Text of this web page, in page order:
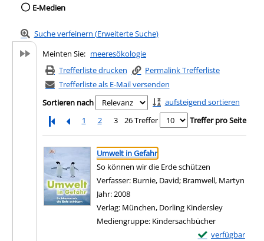
E-Medien
Suche verfeinern (Erweiterte Suche)
Meinten Sie: meeresökologie
Trefferliste drucken
Permalink Trefferliste
Trefferliste als E-Mail versenden
Sortieren nach
aufsteigend sortieren
1
2 3 26 Treffer Treffer pro Seite
Suchergebnis
Zu den Suchfiltern springen
Umwelt in Gefahr
So können wir die Erde schützen
Verfasser: Burnie, David; Bramwell, Martyn
Jahr:2008
Verlag: München, Dorling Kindersley
Mediengruppe: Kindersachbücher
verfügbar
Exemplar-Details